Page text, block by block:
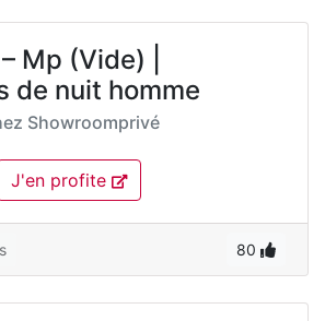
Mp (Vide) |
de nuit homme
Showroomprivé
J'en profite
80